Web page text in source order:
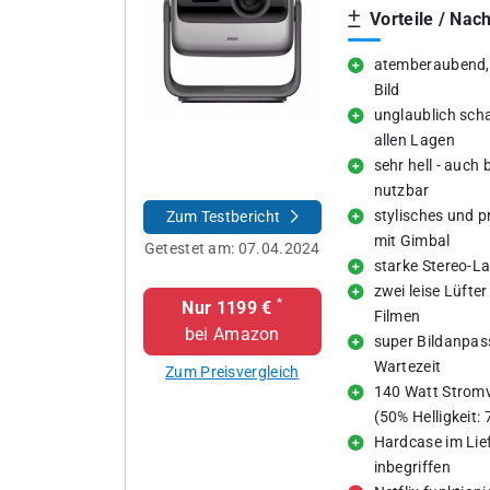
Zum Testbericht
Getestet am: 07.04.2024
Nur 1199 € *
bei Amazon
Zum Preisvergleich
Vorteile /
Bild
unglaublich
allen Lagen
sehr hell - auch
nutzbar
stylisches und
mit Gimbal
starke Stereo-
zwei leise
Filmen
super
Wartezeit
140 Watt
(50% Helligkeit:
Hardcase im
inbegriffen